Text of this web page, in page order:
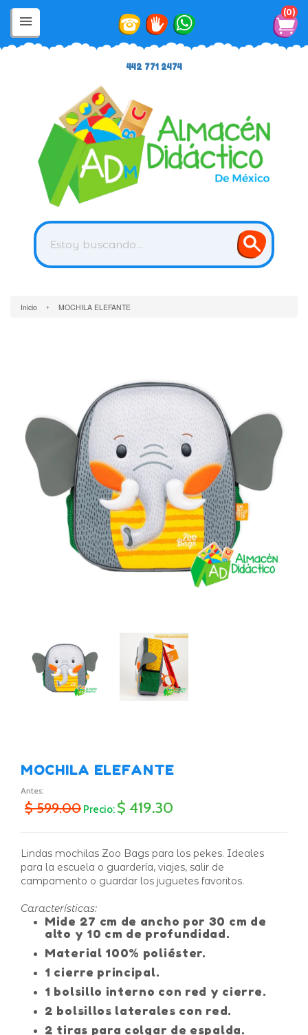
0
442 771 2474
Inicio › MOCHILA ELEFANTE
MOCHILA ELEFANTE
Antes:
$ 599.00 Precio: $ 419.30
Lindas mochilas Zoo Bags para los pekes. Ideales
para la escuela o guardería, viajes, salir de
campamento o guardar los juguetes favoritos.
Características:
Mide 27 cm de ancho por 30 cm de
alto y 10 cm de profundidad.
Material 100% poliéster.
1 cierre principal.
1 bolsillo interno con red y cierre.
2 bolsillos laterales con red.
2 tiras para colgar de espalda.